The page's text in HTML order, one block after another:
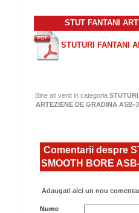
STUT FANTANI
STUTURI FANTANI
Bine ati venit in categoria
ARTEZIENE DE GRADINA ASB-
Comentarii despre
SMOOTH BORE
Adaugati aici un nou
Nume